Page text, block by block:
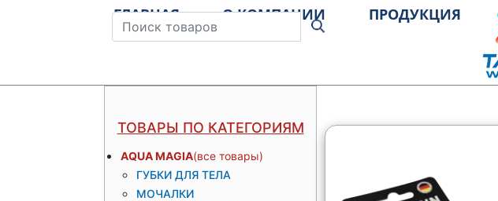
ГЛАВНАЯ О КОМПАНИИ ПРОДУКЦИЯ
ТОВАРЫ ПО КАТЕГОРИЯМ
AQUA MAGIA
ГУБКИ ДЛЯ ТЕЛА
МОЧАЛКИ